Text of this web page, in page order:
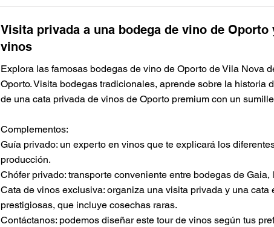
Button
Button
Button
Button
Button
Button
Button
Button
Button
Visita privada a una bodega de vino de Oporto
vinos
Explora las famosas bodegas de vino de Oporto de Vila Nova
Oporto. Visita bodegas tradicionales, aprende sobre la historia
de una cata privada de vinos de Oporto premium con un
Complementos:
Guía privado: un experto en vinos que te explicará los
producción.
Chófer privado: transporte conveniente entre bodegas de
Cata de vinos exclusiva: organiza una visita privada y una
prestigiosas, que incluye cosechas raras.
Contáctanos: podemos diseñar este tour de vinos según tus